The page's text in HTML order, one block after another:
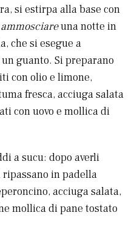
si estirpa alla base con
ammosciareuna notte in
che si esegue a
guanto. Si preparano
con olio e limone,
fresca, acciuga salata
con uovo e mollica di
a sucu: dopo averli
in padella
acciuga salata,
mollica di pane tostato